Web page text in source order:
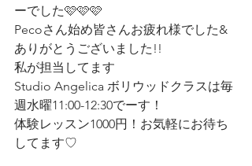
ーでした🩷🩷🩷
Pecoさん始め皆さんお疲れ様でした&
ありがとうございました!!
私が担当してます
Studio Angelica ボリウッドクラスは毎
週水曜11:00-12:30でーす！
体験レッスン1000円！お気軽にお待ち
してます♡